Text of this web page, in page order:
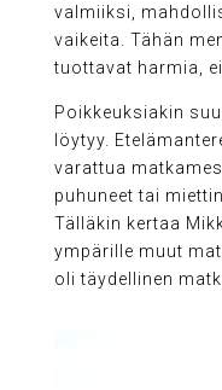
valmiiksi,
vaikeita. Tähän
tuottavat harmia,
Poikkeuksiakin
löytyy.
varattua
puhuneet tai
Tälläkin kertaa
ympärille muut
oli täydellinen